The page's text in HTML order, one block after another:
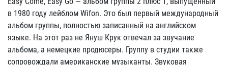
в 1980 году лейблом Wifon. Это был первый международный
альбом группы, полностью записанный на английском
языке. На этот раз не Януш Крук отвечал за звучание
альбома, а немецкие продюсеры. Группу в студии также
сопровождали американские музыканты. Звуковая